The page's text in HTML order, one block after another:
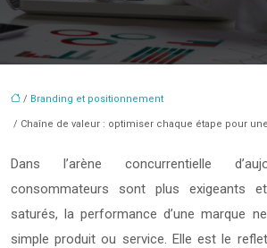
/ Branding et positionnement
/ Chaîne de valeur : optimiser chaque étape pour
Dans l’arène concurrentielle
consommateurs sont plus exigeants
saturés, la performance d’une marque
simple produit ou service. Elle est le